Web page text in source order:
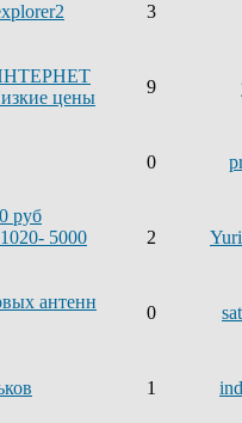
3
цены
9
0
руб
5000
2
антенн
0
1